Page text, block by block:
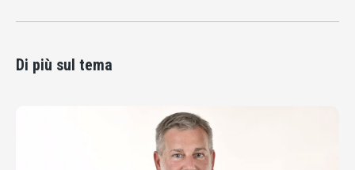
Di più sul tema